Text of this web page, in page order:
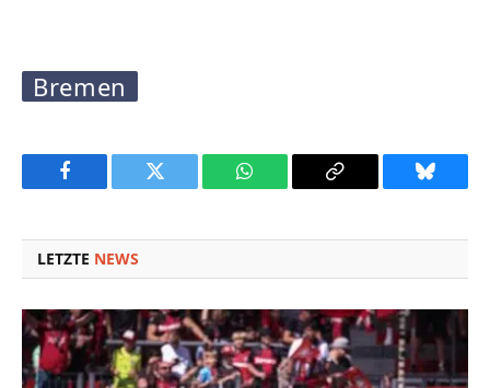
Bremen
Facebook Twitter WhatsApp Copy
Bluesky
LETZTE NEWS